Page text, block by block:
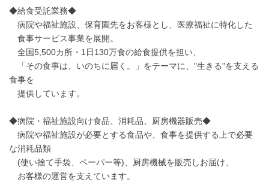
◆給食受託業務◆
病院や福祉施設、保育園先をお客様とし、医療福祉に特化した
食事サービス事業を展開。
全国5,500カ所・1日130万食の給食提供を担い、
「その食事は、いのちに届く。」をテーマに、"生きる"を支える
食事を
提供しています。
◆病院・福祉施設向け食品、消耗品、厨房機器販売◆
病院や福祉施設が必要とする食品や、食事を提供する上で必要
な消耗品類
(使い捨て手袋、ペーパー等)、厨房機械を販売しお届け、
お客様の運営を支えています。